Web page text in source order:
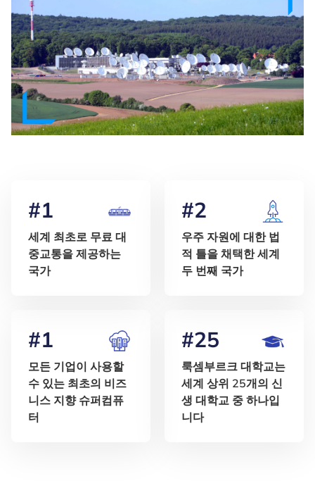
#1
세계 최초로 무료 대
중교통을 제공하는
국가
#2
우주 자원에 대한 법
적 틀을 채택한 세계
두 번째 국가
#1
모든 기업이 사용할
수 있는 최초의 비즈
니스 지향 슈퍼컴퓨
터
#25
룩셈부르크 대학교는
세계 상위 25개의 신
생 대학교 중 하나입
니다